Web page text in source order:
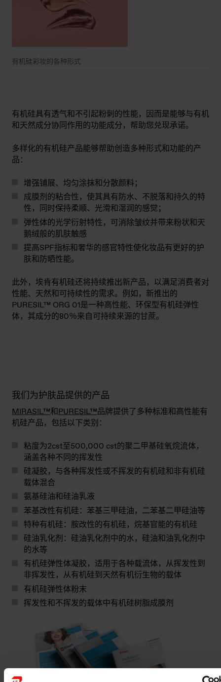
有机硅彩妆的各种形式
有机硅具有透气和不引起粉刺的性能，因而是能够与有机
和天然成分协同作用的功能成分，帮助您兑现承诺。
多样化的有机硅产品能够帮助创造多种形式和功能的产
品：
增强铺展、均匀涂抹和分散颜料；
成膜剂的粘合性，使其具有防水、不脱落和持久的特
性，同时保持柔顺、光滑和湿润的感觉；
弹性体的光学衍射特性，可消除皱纹并带来粉状和天
鹅绒般的肌肤触感
提高SPF指标和奢华的感官特性使化妆品有更好的护
肤和防晒性能。
此外，埃肯有机硅还将持续推出新产品，以满足消费者对
性能、天然和可持续性的需求。例如，新推出的
PURESIL™ ORG 01是一种高性能、环保型有机硅弹性
体，其成分的80％来自可持续来源的甘蔗。
我们为护肤品提供的产品
MIRASIL™和PURESIL™品牌提供了多种标准和高性能有
机硅产品，包括以下类别：
粘度为2cst至500,000 cst的聚二甲基硅氧烷流体，
涵盖各种不同的挥发性
硅凝胶，与各种挥发性或不挥发的有机硅和非有机硅
载体混合
氨基硅油和硅油乳液
苯基改性有机硅：苯基三甲硅油，二苯基二甲硅油等
特种有机硅：胺改性的有机硅，烷基官能的有机硅
硅油乳化剂 ：硅油乳化剂中的水，硅油和油乳化剂中
的水等
有机硅弹性体凝胶，适用于各种载流体，从挥发性到
非挥发性，从有机硅到天然有机衍生物的载体
有机硅弹性体粉末
挥发性和不挥发的载体中有机硅树脂成膜剂